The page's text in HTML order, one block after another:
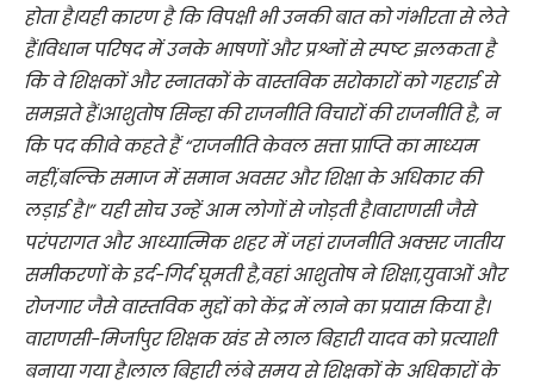
होता है।यही कारण है कि विपक्षी भी उनकी बात को गंभीरता से लेते
हैं।विधान परिषद में उनके भाषणों और प्रश्नों से स्पष्ट झलकता है
कि वे शिक्षकों और स्नातकों के वास्तविक सरोकारों को गहराई से
समझते हैं।आशुतोष सिन्हा की राजनीति विचारों की राजनीति है, न
कि पद की।वे कहते हैं “राजनीति केवल सत्ता प्राप्ति का माध्यम
नहीं,बल्कि समाज में समान अवसर और शिक्षा के अधिकार की
लड़ाई है।” यही सोच उन्हें आम लोगों से जोड़ती है।वाराणसी जैसे
परंपरागत और आध्यात्मिक शहर में जहां राजनीति अक्सर जातीय
समीकरणों के इर्द-गिर्द घूमती है,वहां आशुतोष ने शिक्षा,युवाओं और
रोजगार जैसे वास्तविक मुद्दों को केंद्र में लाने का प्रयास किया है।
वाराणसी-मिर्जापुर शिक्षक खंड से लाल बिहारी यादव को प्रत्याशी
बनाया गया है।लाल बिहारी लंबे समय से शिक्षकों के अधिकारों के